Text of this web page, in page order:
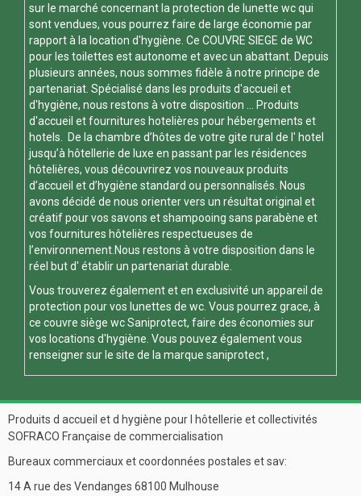
sur le marché concernant la protection de lunette wc qui
sont vendues, vous pourrez faire de large économie par
rapport à la location d'hygiène. Ce COUVRE SIEGE de WC
pour les toilettes est autonome et avec un abattant. Depuis
plusieurs années, nous sommes fidèle à notre principe de
partenariat. Spécialisé dans les produits d'accueil et
d'hygiène, nous restons à votre disposition ... Produits
d'accueil et fournitures hotelières pour hébergements et
hotels. De la chambre d’hôtes de votre gite rural de l' hotel
jusqu’à hôtellerie de luxe en passant par les résidences
hôtelières, vous découvrirez vos nouveaux produits
d’accueil et d’hygiène standard ou personnalisés. Nous
avons décidé de nous orienter vers un résultat original et
créatif pour vos savons et shampooing sans parabène et
vos fournitures hôtelières respectueuses de
l’environnement.Nous restons à votre disposition dans le
réel but d' établir un partenariat durable.
Vous trouverez également et en exclusivité un appareil de
protection pour vos lunettes de wc. Vous pourrez grace, à
ce couvre siège wcSaniprotect, faire des économies sur
vos locations d'hygiène. Vous pouvez également vous
renseigner sur le site de la marque saniprotect,
Produits d accueil et d hygiène pour l hôtellerie et collectivités
SOFRACO Française de commercialisation
Bureaux commerciaux et coordonnées postales et sav:
14 A rue des Vendanges 68100 Mulhouse